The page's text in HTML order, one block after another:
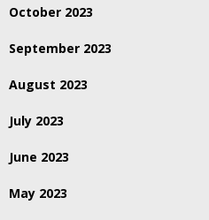
October 2023
September 2023
August 2023
July 2023
June 2023
May 2023